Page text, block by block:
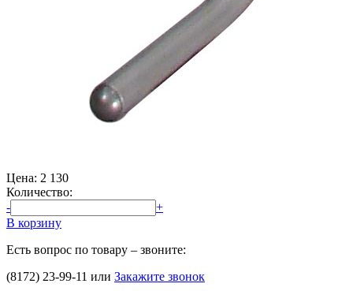
Цена: 2 130
Количество:
-
+
В корзину
Есть вопрос по товару – звоните:
(8172) 23-99-11 или Закажите звонок